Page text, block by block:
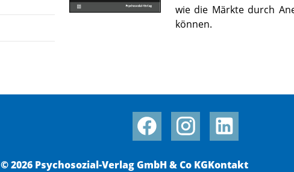
wie die Märkte durch
können.
© 2026 Psychosozial-Verlag GmbH & Co KGKontakt